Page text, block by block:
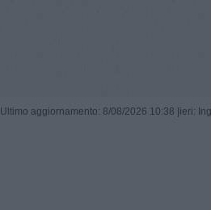
Ultimo aggiornamento: 8/08/2026 10:38 | ieri: